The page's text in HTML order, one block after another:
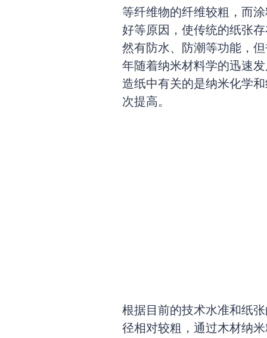
等纤维物的纤维较粗，而
好等原因，使传统的纸张
然有防水、防潮等功能，
年随着纳米材料学的迅速
造纸中有关的是纳米化学
次提高。
根据目前的技术水准和纸
径相对较粗，通过木材纳